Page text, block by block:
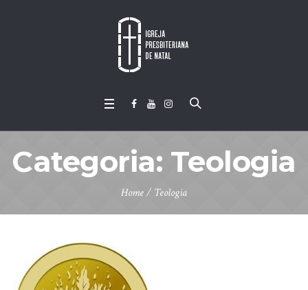
Categoria: Teologia
Home/ Teologia